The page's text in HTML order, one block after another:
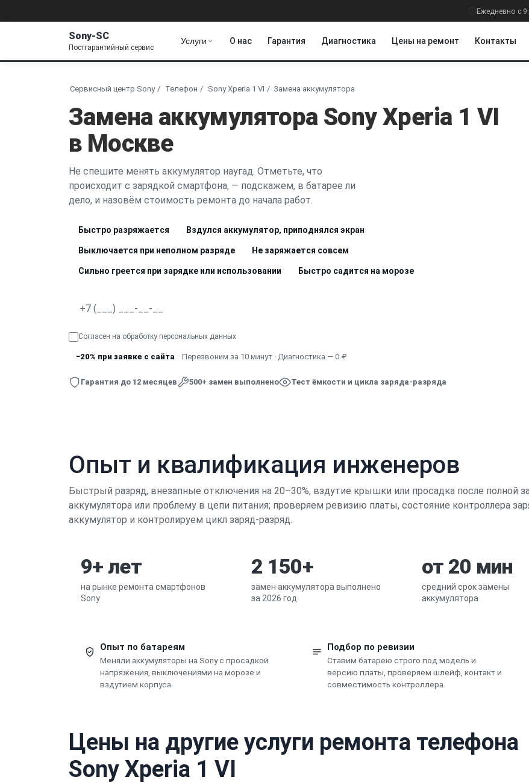
Ежедневно с
Sony-SC
Постгарантийный сервис
Услуги О нас Гарантия Диагностика Цены на ремонт Контакты
Сервисный центр Sony Телефон Sony Xperia 1 VI Замена аккумулятора
Замена аккумулятора Sony Xperia 1 VI
в Москве
Не спешите менять аккумулятор наугад. Отметьте, что
происходит с зарядкой смартфона, — подскажем, в батарее ли
дело, и назовём стоимость ремонта до начала работ.
Быстро разряжается Вздулся аккумулятор, приподнялся экран
Выключается при неполном разряде Не заряжается совсем
Сильно греется при зарядке или использовании Быстро садится на морозе
Согласен на обработку персональных данных
−20% при заявке с сайта Перезвоним за 10 минут · Диагностика — 0 ₽
Гарантия до 12 месяцев 500+ замен выполнено Тест ёмкости и цикла заряда-разряда
Опыт и квалификация инженеров
Быстрый разряд, внезапные отключения на 20–30%, вздутие крышки или просадка после полной
аккумулятора или проблему в цепи питания; проверяем ревизию платы, состояние контроллера
аккумулятор и контролируем цикл заряд-разряд.
9+ лет
на рынке ремонта смартфонов
Sony
2 150+
замен аккумулятора выполнено
за 2026 год
от 20 мин
средний срок замены
аккумулятора
Опыт по батареям
Меняли аккумуляторы на Sony с просадкой
напряжения, выключениями на морозе и
вздутием корпуса.
Подбор по ревизии
Ставим батарею строго под модель и
версию платы, проверяем шлейф, контакт и
совместимость контроллера.
Цены на другие услуги ремонта телефона
Sony Xperia 1 VI